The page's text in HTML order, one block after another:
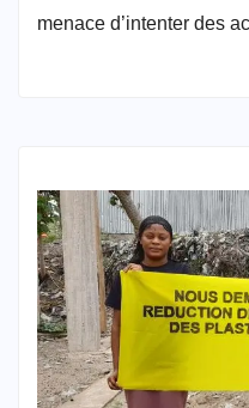
menace d’intenter des